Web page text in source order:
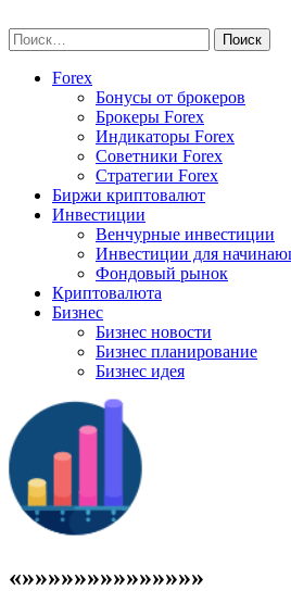
to
content
Найти:
Forex
Бонусы от брокеров
Брокеры Forex
Индикаторы Forex
Советники Forex
Стратегии Forex
Биржи криптовалют
Инвестиции
Венчурные инвестиции
Инвестиции для
Фондовый рынок
Криптовалюта
Бизнес
Бизнес новости
Бизнес планирование
Бизнес идея
«»»»»»»»»»»»»»»